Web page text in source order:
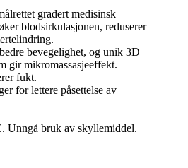
gradert medisinsk
blodsirkulasjonen, reduserer
bevegelighet, og unik 3D
gir mikromassasjeeffekt.
fukt.
for lettere påsettelse av
Unngå bruk av skyllemiddel.